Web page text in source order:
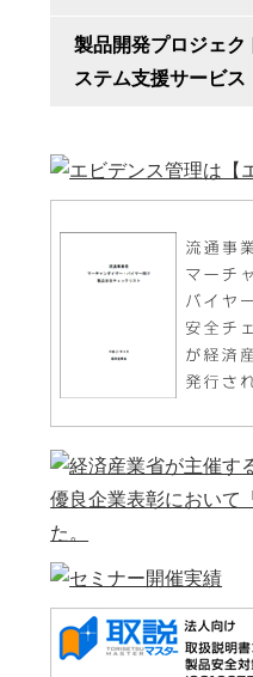
製品開発プロジェ
ステム支援サービス